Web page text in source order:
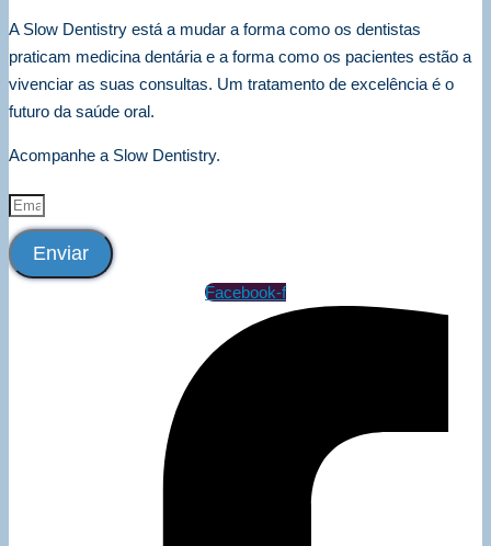
A Slow Dentistry está a mudar a forma como os dentistas
praticam medicina dentária e a forma como os pacientes estão a
vivenciar as suas consultas. Um tratamento de excelência é o
futuro da saúde oral.
Acompanhe a Slow Dentistry.
Enviar
Facebook-f